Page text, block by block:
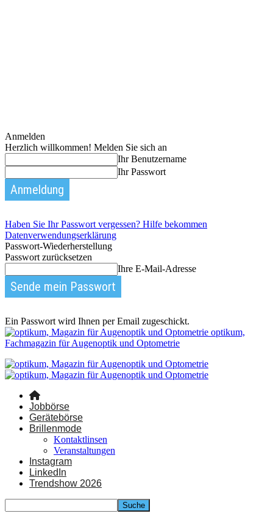
Anmelden
Herzlich willkommen! Melden Sie sich an
Ihr Benutzername
Ihr Passwort
Haben Sie Ihr Passwort vergessen? Hilfe bekommen
Datenverwendungserklärung
Passwort-Wiederherstellung
Passwort zurücksetzen
Ihre E-Mail-Adresse
Ein Passwort wird Ihnen per Email zugeschickt.
optikum,
Fachmagazin für Augenoptik und Optometrie
Jobbörse
Gerätebörse
Brillenmode
Kontaktlinsen
Veranstaltungen
Instagram
LinkedIn
Trendshow 2026